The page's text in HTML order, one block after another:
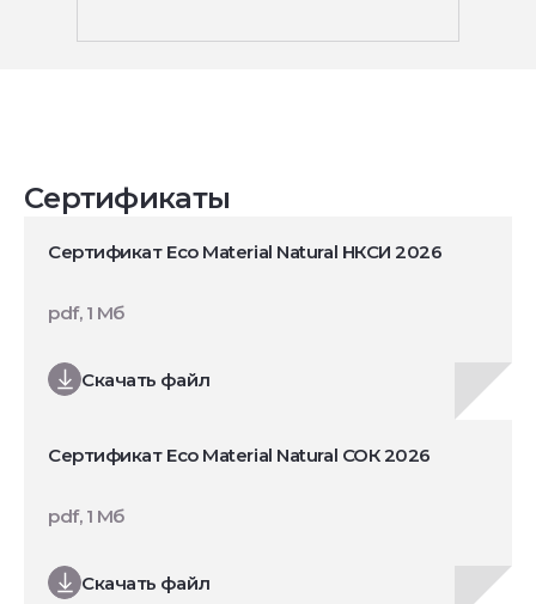
Сертификаты
Сертификат Eco Material Natural НКСИ 2026
Скачать файл
pdf, 1 Мб
Сертификат Eco Material Natural СОК 2026
Скачать файл
pdf, 1 Мб